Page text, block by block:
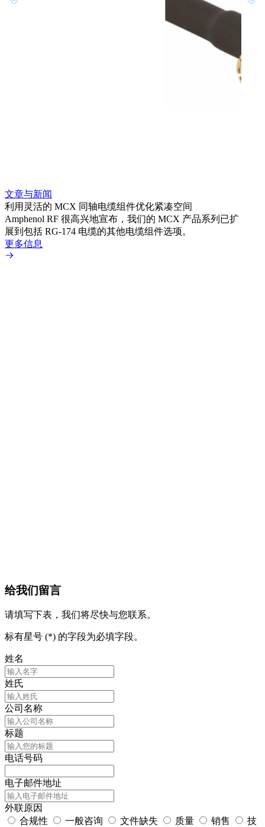
文章与新闻
利用灵活的 MCX 同轴电缆组件优化紧凑空间
Amphenol RF 很高兴地宣布，我们的 MCX 产品系列已扩
展到包括 RG-174 电缆的其他电缆组件选项。
更多信息
给我们留言
请填写下表，我们将尽快与您联系。
标有星号 (*) 的字段为必填字段。
姓名
姓氏
公司名称
标题
电话号码
电子邮件地址
外联原因
合规性
一般咨询 文件缺失 质量 销售
技